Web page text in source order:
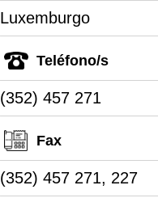
Luxemburgo
Teléfono/s
(352) 457 271
Fax
(352) 457 271, 227